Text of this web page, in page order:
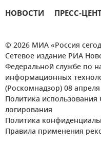
НОВОСТИ ПРЕСС-
© 2026 МИА «Россия
Сетевое издание РИА
Федеральной службе по
информационных
(Роскомнадзор) 08 апреля
Политика использования
логирования
Политика
Правила применения